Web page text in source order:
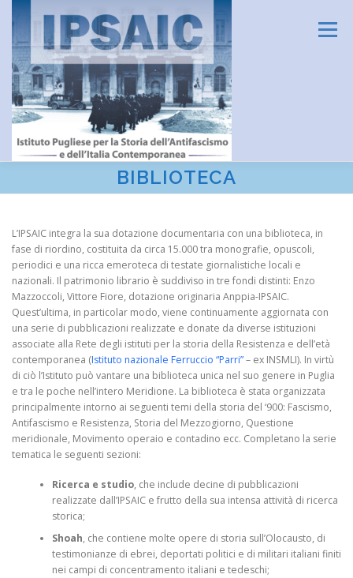
Passa
Menu
HOME L’ISTITUTO DIDATTICA E FORMAZIONE
RICERCA CENTRO DOCUMENTAZIONE
AMMINISTRAZIONE TRASPARENTE CONTATTI
BIBLIOTECA
L’IPSAIC integra la sua dotazione documentaria con una biblioteca, in
fase di riordino, costituita da circa 15.000 tra monografie, opuscoli,
periodici e una ricca emeroteca di testate giornalistiche locali e
nazionali. Il patrimonio librario è suddiviso in tre fondi distinti: Enzo
Mazzoccoli, Vittore Fiore, dotazione originaria Anppia-IPSAIC.
Quest’ultima, in particolar modo, viene continuamente aggiornata con
una serie di pubblicazioni realizzate e donate da diverse istituzioni
associate alla Rete degli istituti per la storia della Resistenza e dell’età
contemporanea (Istituto nazionale Ferruccio “Parri”– ex INSMLI). In virtù
di ciò l’Istituto può vantare una biblioteca unica nel suo genere in Puglia
e tra le poche nell’intero Meridione. La biblioteca è stata organizzata
principalmente intorno ai seguenti temi della storia del ‘900: Fascismo,
Antifascismo e Resistenza, Storia del Mezzogiorno, Questione
meridionale, Movimento operaio e contadino ecc. Completano la serie
tematica le seguenti sezioni:
Ricerca e studio, che include decine di pubblicazioni
realizzate dall’IPSAIC e frutto della sua intensa attività di ricerca
storica;
Shoah, che contiene molte opere di storia sull’Olocausto, di
testimonianze di ebrei, deportati politici e di militari italiani finiti
nei campi di concentramento italiani e tedeschi;